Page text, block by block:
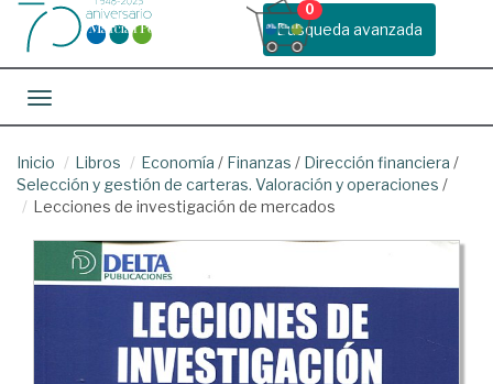
Busqueda avanzada
0
Toggle navigation
Inicio Libros Economía / Finanzas / Dirección financiera /
Selección y gestión de carteras. Valoración y operaciones /
Lecciones de investigación de mercados